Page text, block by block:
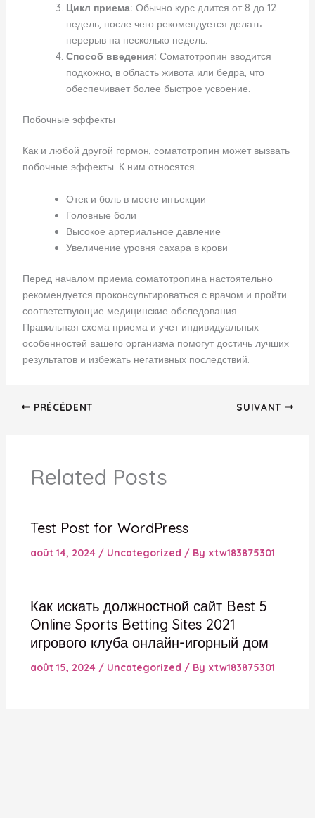
Цикл приема: Обычно курс длится от 8 до 12
недель, после чего рекомендуется делать
перерыв на несколько недель.
Способ введения: Соматотропин вводится
подкожно, в область живота или бедра, что
обеспечивает более быстрое усвоение.
Побочные эффекты
Как и любой другой гормон, соматотропин может вызвать
побочные эффекты. К ним относятся:
Отек и боль в месте инъекции
Головные боли
Высокое артериальное давление
Увеличение уровня сахара в крови
Перед началом приема соматотропина настоятельно
рекомендуется проконсультироваться с врачом и пройти
соответствующие медицинские обследования.
Правильная схема приема и учет индивидуальных
особенностей вашего организма помогут достичь лучших
результатов и избежать негативных последствий.
PRÉCÉDENT SUIVANT
Related Posts
Test Post for WordPress
août 14, 2024 / Uncategorized / By xtw183875301
Как искать должностной сайт Best 5
Online Sports Betting Sites 2021
игрового клуба онлайн-игорный дом
août 15, 2024 / Uncategorized / By xtw183875301